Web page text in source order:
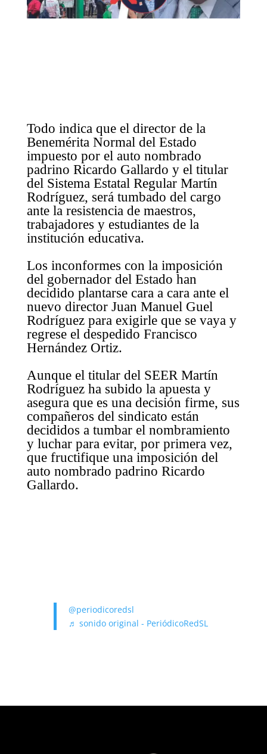
Todo indica que el director de la
Benemérita Normal del Estado
impuesto por el auto nombrado
padrino Ricardo Gallardo y el titular
del Sistema Estatal Regular Martín
Rodríguez, será tumbado del cargo
ante la resistencia de maestros,
trabajadores y estudiantes de la
institución educativa.
Los inconformes con la imposición
del gobernador del Estado han
decidido plantarse cara a cara ante el
nuevo director Juan Manuel Guel
Rodríguez para exigirle que se vaya y
regrese el despedido Francisco
Hernández Ortiz.
Aunque el titular del SEER Martín
Rodríguez ha subido la apuesta y
asegura que es una decisión firme, sus
compañeros del sindicato están
decididos a tumbar el nombramiento
y luchar para evitar, por primera vez,
que fructifique una imposición del
auto nombrado padrino Ricardo
Gallardo.
@periodicoredsl
♬ sonido original - PeriódicoRedSL